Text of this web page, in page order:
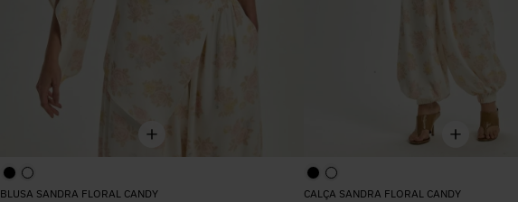
BLUSA SANDRA FLORAL CANDY
CALÇA SANDRA FLORAL CANDY